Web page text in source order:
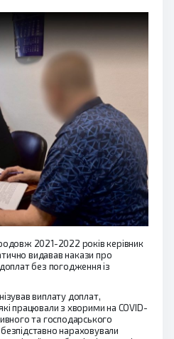
2021-2022 років керівник
видавав накази про
без погодження із
виплату доплат,
працювали з хворими на COVID-
та господарського
нараховували